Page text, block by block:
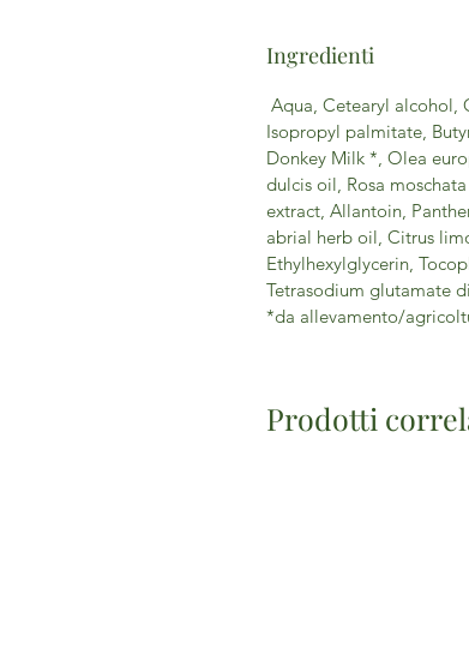
Ingredienti
Aqua, Cetearyl alcohol,
Isopropyl palmitate,
Donkey Milk *, Olea
dulcis oil, Rosa
extract, Allantoin,
abrial herb oil, Citrus
Ethylhexylglycerin,
Tetrasodium glutamate
*da allevamento/
Prodotti